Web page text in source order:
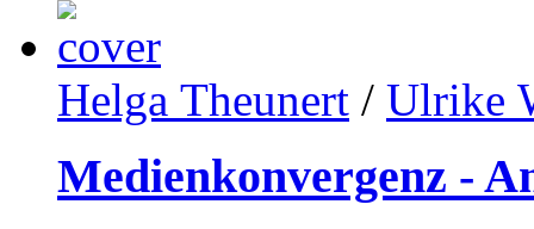
Helga Theunert / Ulrike
Medienkonvergenz -